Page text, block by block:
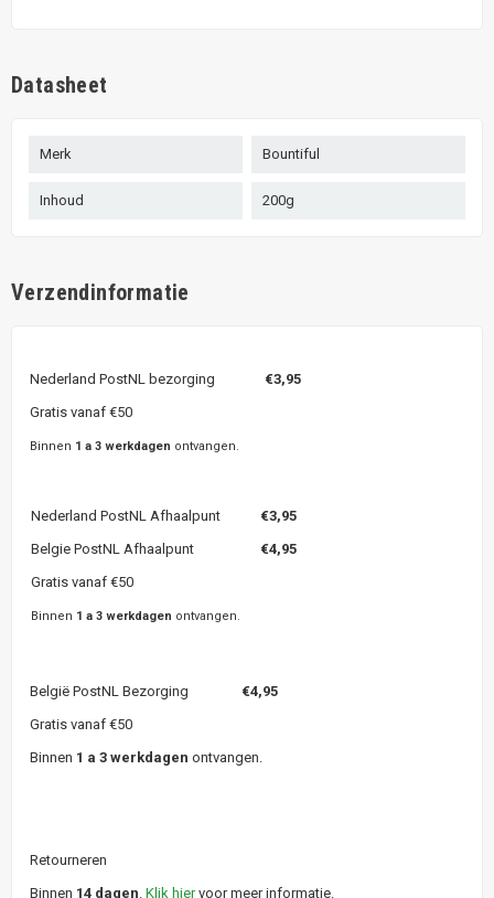
Datasheet
Merk Bountiful
Inhoud 200g
Verzendinformatie
Nederland PostNL bezorging €3,95
Gratis vanaf €50
Binnen 1 a 3 werkdagen ontvangen.
Nederland PostNL Afhaalpunt €3,95
Belgie PostNL Afhaalpunt
€4,95
Gratis vanaf €50
Binnen 1 a 3 werkdagen ontvangen.
België PostNL Bezorging €4,95
Gratis vanaf €50
Binnen 1 a 3 werkdagen ontvangen.
Retourneren
Binnen 14 dagen Klik hiervoor meer informatie.